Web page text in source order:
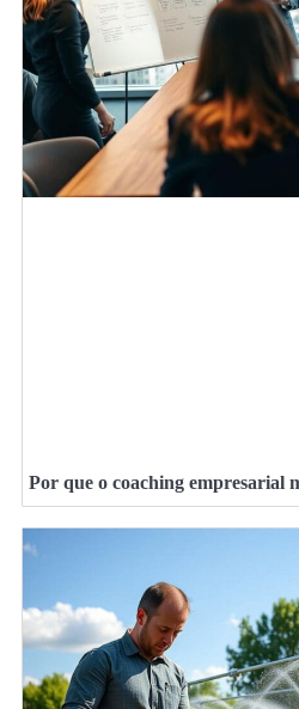
Por que o coaching empresarial